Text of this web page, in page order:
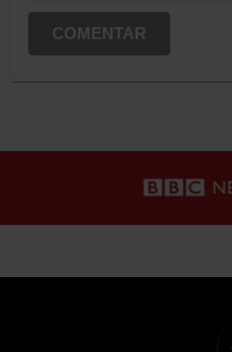
COMENTAR